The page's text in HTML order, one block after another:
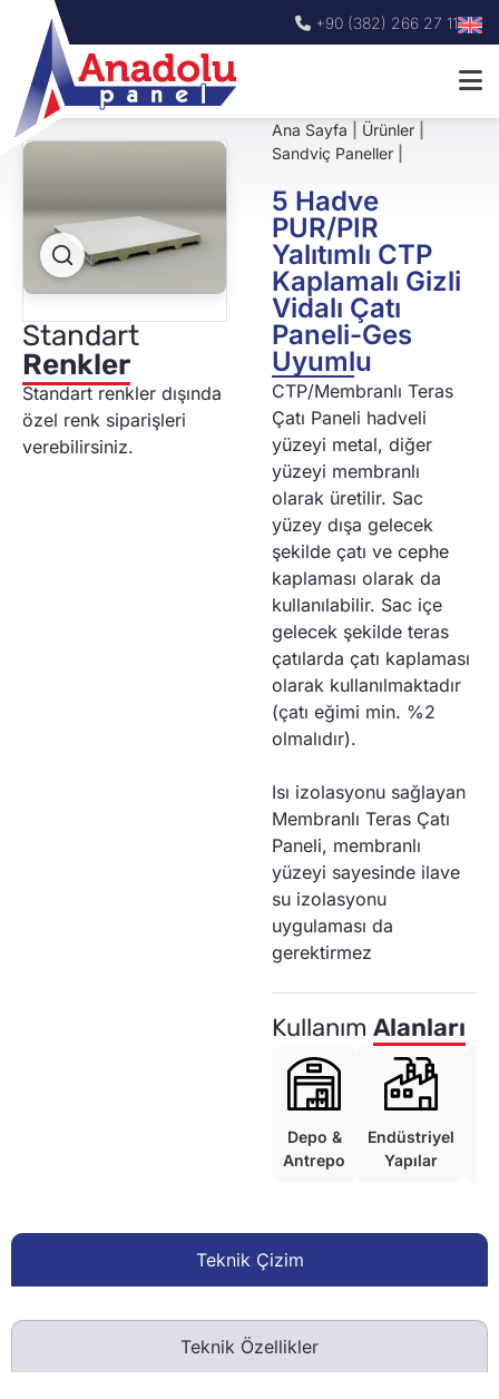
+90 (382) 266 27 11
Standart
Renkler
Standart renkler dışında
özel renk siparişleri
verebilirsiniz.
Ana Sayfa Ürünler
Sandviç Paneller
5 Hadve
PUR/PIR
Yalıtımlı CTP
Kaplamalı Gizli
Vidalı Çatı
Paneli-Ges
Uyumlu
CTP/Membranlı Teras
Çatı Paneli hadveli
yüzeyi metal, diğer
yüzeyi membranlı
olarak üretilir. Sac
yüzey dışa gelecek
şekilde çatı ve cephe
kaplaması olarak da
kullanılabilir. Sac içe
gelecek şekilde teras
çatılarda çatı kaplaması
olarak kullanılmaktadır
(çatı eğimi min. %2
olmalıdır).
Isı izolasyonu sağlayan
Membranlı Teras Çatı
Paneli, membranlı
yüzeyi sayesinde ilave
su izolasyonu
uygulaması da
gerektirmez
Kullanım Alanları
Depo &
Antrepo
Endüstriyel
Yapılar
Teknik Çizim
Teknik Özellikler